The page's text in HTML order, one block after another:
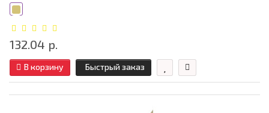
132.04 р.
В корзину Быстрый заказ